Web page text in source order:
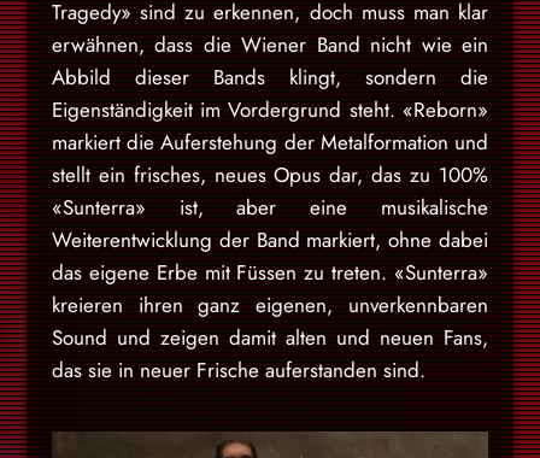
Tragedy» sind zu erkennen, doch muss man klar
erwähnen, dass die Wiener Band nicht wie ein
Abbild dieser Bands klingt, sondern die
Eigenständigkeit im Vordergrund steht. «Reborn»
markiert die Auferstehung der Metalformation und
stellt ein frisches, neues Opus dar, das zu 100%
«Sunterra» ist, aber eine musikalische
Weiterentwicklung der Band markiert, ohne dabei
das eigene Erbe mit Füssen zu treten. «Sunterra»
kreieren ihren ganz eigenen, unverkennbaren
Sound und zeigen damit alten und neuen Fans,
das sie in neuer Frische auferstanden sind.